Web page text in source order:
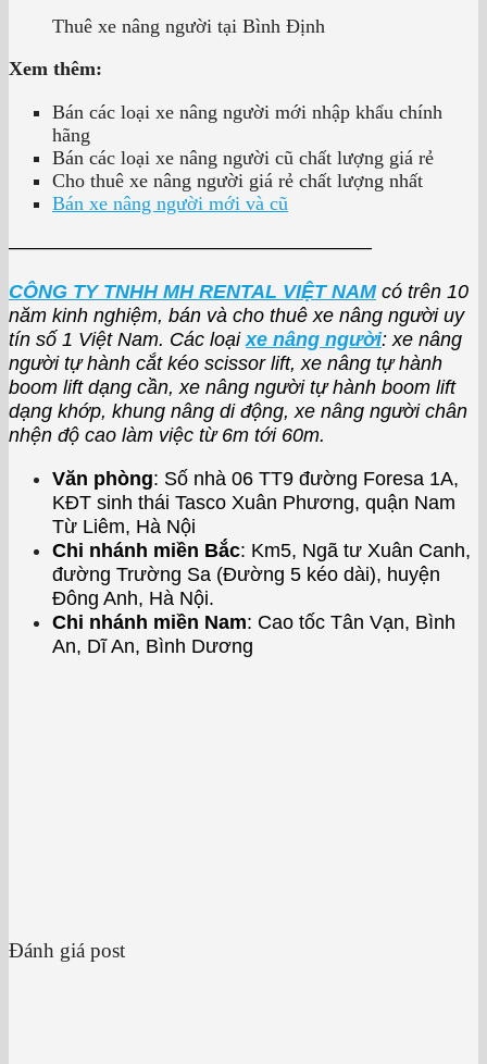
Thuê xe nâng người tại Bình Định
Xem thêm:
Bán các loại xe nâng người mới nhập khẩu chính
hãng
Bán các loại xe nâng người cũ chất lượng giá rẻ
Cho thuê xe nâng người giá rẻ chất lượng nhất
Bán xe nâng người mới và cũ
——————————————————–
CÔNG TY TNHH MH RENTAL VIỆT NAMcó trên 10
năm kinh nghiệm, bán và cho thuê xe nâng người uy
tín số 1 Việt Nam. Các loạixe nâng người: xe nâng
người tự hành cắt kéo scissor lift, xe nâng tự hành
boom lift dạng cần, xe nâng người tự hành boom lift
dạng khớp, khung nâng di động, xe nâng người chân
nhện độ cao làm việc từ 6m tới 60m.
Văn phòng: Số nhà 06 TT9 đường Foresa 1A,
KĐT sinh thái Tasco Xuân Phương, quận Nam
Từ Liêm, Hà Nội
Chi nhánh miền Bắc: Km5, Ngã tư Xuân Canh,
đường Trường Sa (Đường 5 kéo dài), huyện
Đông Anh, Hà Nội.
Chi nhánh miền Nam: Cao tốc Tân Vạn, Bình
An, Dĩ An, Bình Dương
Đánh giá post